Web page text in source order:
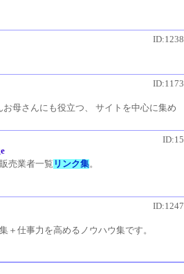
ID:1238
ID:1173
母さんにも役立つ、 サイトを中心に集め
ID:15
売業者一覧 リンク集。
ID:1247
＋仕事力を高めるノウハウ集です。